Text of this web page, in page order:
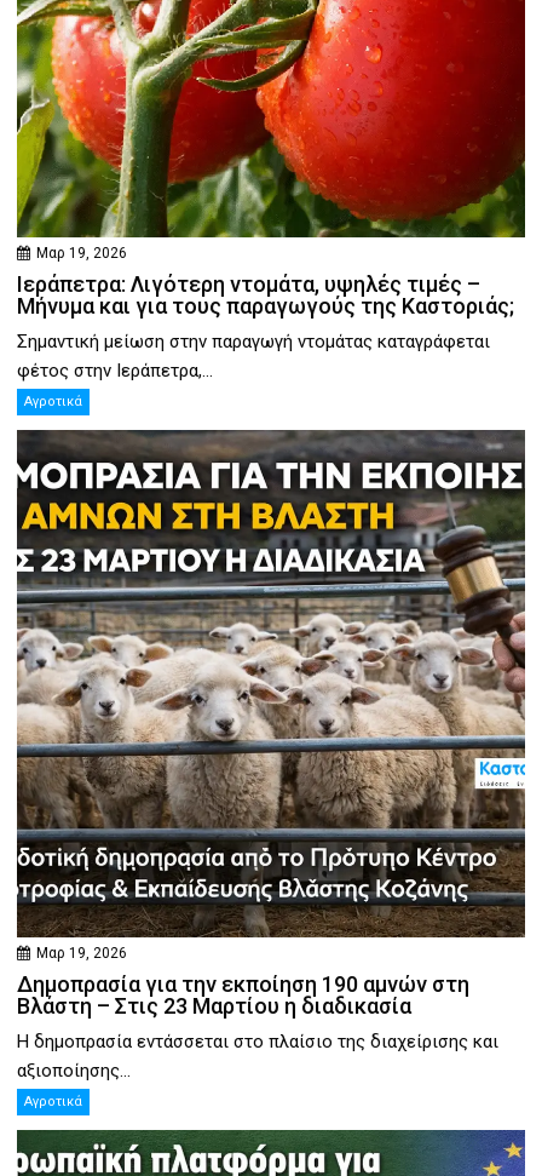
Μαρ 19, 2026
Ιεράπετρα: Λιγότερη ντομάτα, υψηλές τιμές –
Μήνυμα και για τους παραγωγούς της Καστοριάς;
Σημαντική μείωση στην παραγωγή ντομάτας καταγράφεται
φέτος στην Ιεράπετρα,...
Αγροτικά
Μαρ 19, 2026
Δημοπρασία για την εκποίηση 190 αμνών στη
Βλάστη – Στις 23 Μαρτίου η διαδικασία
Η δημοπρασία εντάσσεται στο πλαίσιο της διαχείρισης και
αξιοποίησης...
Αγροτικά